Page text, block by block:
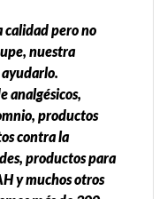
calidad pero no
nuestra
analgésicos,
productos
contra la
productos para
y muchos otros